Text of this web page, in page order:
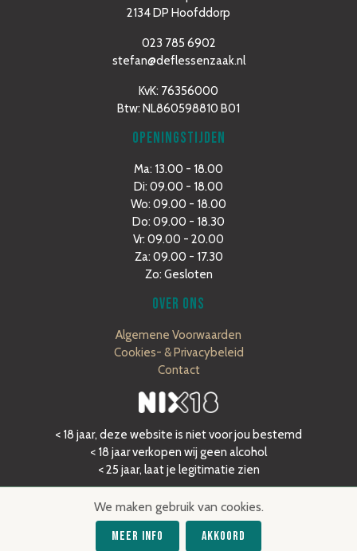
2134 DP Hoofddorp
023 785 6902
stefan@deflessenzaak.nl
KvK: 76356000
Btw: NL860598810 B01
OPENINGSTIJDEN
Ma: 13.00 - 18.00
Di: 09.00 - 18.00
Wo: 09.00 - 18.00
Do: 09.00 - 18.30
Vr: 09.00 - 20.00
Za: 09.00 - 17.30
Zo: Gesloten
OVER ONS
Algemene Voorwaarden
Cookies- & Privacybeleid
Contact
< 18 jaar, deze website is niet voor jou bestemd
< 18 jaar verkopen wij geen alcohol
< 25 jaar, laat je legitimatie zien
We maken gebruik van cookies.
Meer Info
Akkoord